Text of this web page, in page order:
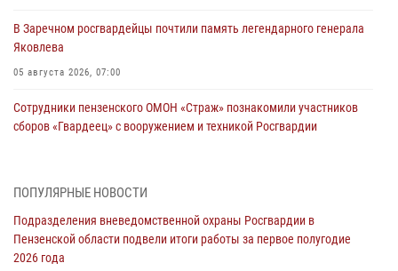
В Заречном росгвардейцы почтили память легендарного генерала
Яковлева
05 августа 2026, 07:00
Сотрудники пензенского ОМОН «Страж» познакомили участников
сборов «Гвардеец» с вооружением и техникой Росгвардии
В Пензе сотрудники Росгвардии оказали помощь
05 августа 2026, 04:00
В Пензе при силовой поддержке Росгвардии пресечена
ПОПУЛЯРНЫЕ НОВОСТИ
Подразделения вневедомственной охраны Росгвардии в
Пензенской области подвели итоги работы за первое полугодие
2026 года